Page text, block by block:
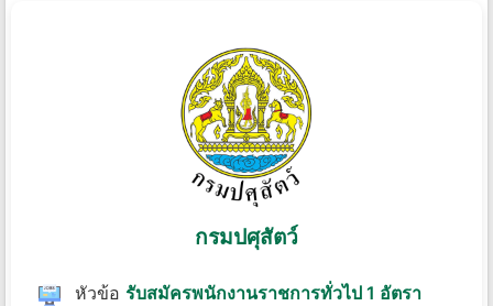
กรมปศุสัตว์
หัวข้อ รับสมัครพนักงานราชการทั่วไป 1 อัตรา